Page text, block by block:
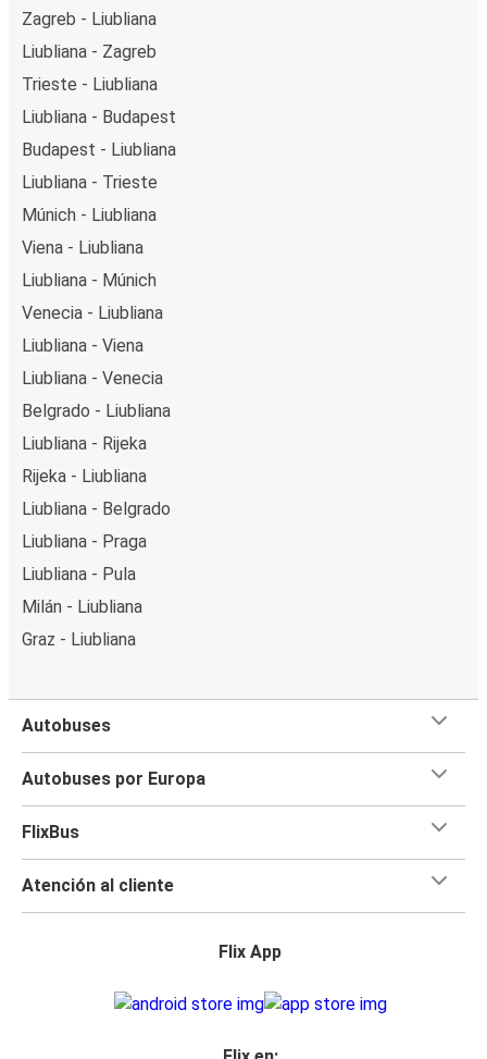
Zagreb - Liubliana
Liubliana - Zagreb
Trieste - Liubliana
Liubliana - Budapest
Budapest - Liubliana
Liubliana - Trieste
Múnich - Liubliana
Viena - Liubliana
Liubliana - Múnich
Venecia - Liubliana
Liubliana - Viena
Liubliana - Venecia
Belgrado - Liubliana
Liubliana - Rijeka
Rijeka - Liubliana
Liubliana - Belgrado
Liubliana - Praga
Liubliana - Pula
Milán - Liubliana
Graz - Liubliana
Autobuses
Autobuses por Europa
FlixBus
Atención al cliente
Flix App